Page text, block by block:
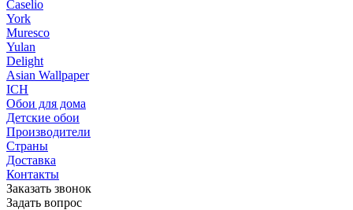
Caselio
York
Muresco
Yulan
Delight
Asian Wallpaper
ICH
Обои для дома
Детские обои
Производители
Страны
Доставка
Контакты
Заказать звонок
Задать вопрос